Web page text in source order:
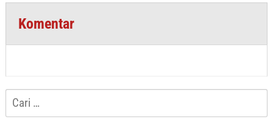
Komentar
Cari
untuk: